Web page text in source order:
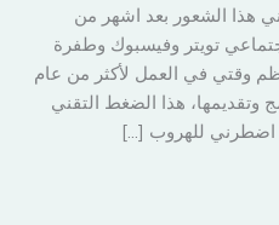
هذا الشعور بعد اشهر من
تويتر وفيسبوك وطفرة
وقتي في العمل لأكثر من عام
وتقديمها، هذا الضغط التقني
اضطرني للهروب […]